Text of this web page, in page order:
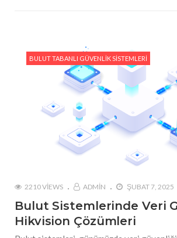
BULUT TABANLI GÜVENLIK SISTEMLERI
2210 VIEWS ADMIN ŞUBAT 7, 2025
Bulut Sistemlerinde Veri
Hikvision Çözümleri